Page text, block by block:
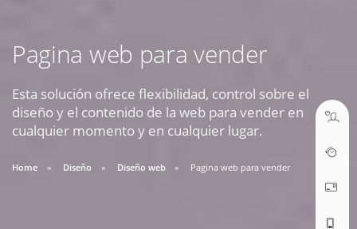
Pagina web para vender
Esta solución ofrece flexibilidad, control sobre el
diseño y el contenido de la web para vender en
cualquier momento y en cualquier lugar.
Home Diseño Diseño web Pagina web para vender
09:30 AM A 18:30 PM
soporte@webseo.cl
ABRIR TICKET